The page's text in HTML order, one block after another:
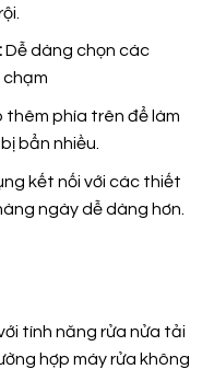
Dễ dàng chọn các
chạm
thêm phía trên để làm
bẩn nhiều.
kết nối với các thiết
ngày dễ dàng hơn.
tính năng rửa nửa tải
hợp máy rửa không